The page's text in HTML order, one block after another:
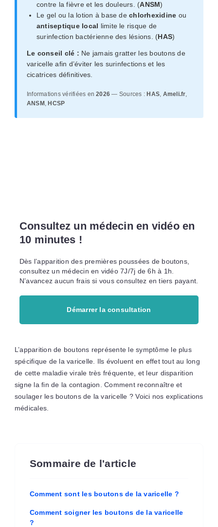
contre la fièvre et les douleurs. (ANSM)
Le gel ou la lotion à base dechlorhexidine ou
antiseptique local limite le risque de
surinfection bactérienne des lésions. (HAS)
Le conseil clé : Ne jamais gratter les boutons de
varicelle afin d’éviter les surinfections et les
cicatrices définitives.
Informations vérifiées en2026 — Sources : HAS, Ameli.fr,
ANSM , HCSP
Consultez un médecin en vidéo en
10 minutes !
Dès l’apparition des premières poussées de boutons,
consultez un médecin en vidéo 7J/7j de 6h à 1h.
N’avancez aucun frais si vous consultez en tiers payant.
Démarrer la consultation
L’apparition de boutons représente le symptôme le plus
spécifique de la varicelle. Ils évoluent en effet tout au long
de cette maladie virale très fréquente, et leur disparition
signe la fin de la contagion. Comment reconnaître et
soulager les boutons de la varicelle ? Voici nos explications
médicales.
Sommaire de l'article
Comment sont les boutons de la varicelle ?
Comment soigner les boutons de la varicelle
?